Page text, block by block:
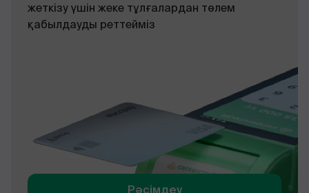
жеткізу үшін жеке тұлғалардан төлем
қабылдауды реттейміз